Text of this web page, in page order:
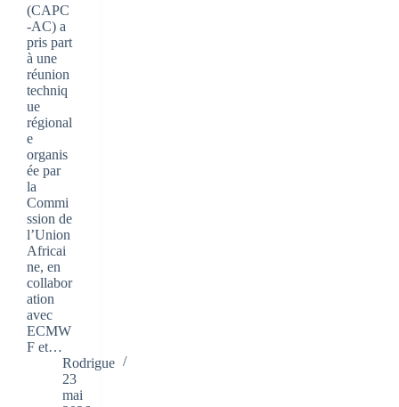
(CAPC
-AC) a
pris part
à une
réunion
techniq
ue
régional
e
organis
ée par
la
Commi
ssion de
l’Union
Africai
ne, en
collabor
ation
avec
ECMW
F et…
Rodrigue
23
mai